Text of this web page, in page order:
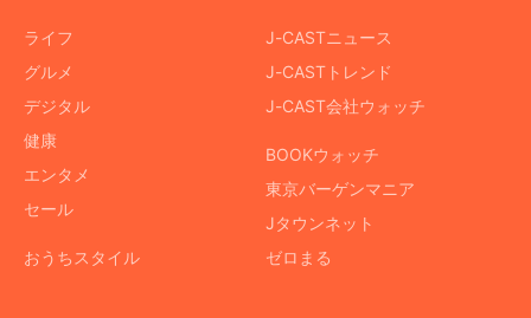
ライフ
グルメ
デジタル
健康
エンタメ
セール
おうちスタイル
J-CASTニュース
J-CASTトレンド
J-CAST会社ウォッチ
BOOKウォッチ
東京バーゲンマニア
Jタウンネット
ゼロまる